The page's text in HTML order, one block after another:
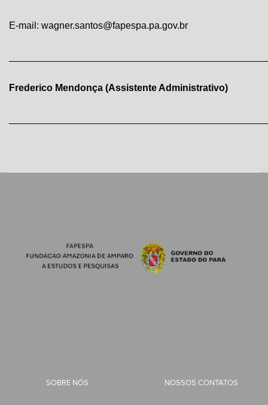
E-mail: wagner.santos@fapespa.pa.gov.br
Frederico Mendonça (Assistente Administrativo)
SOBRE NÓS NOSSOS CONTATOS